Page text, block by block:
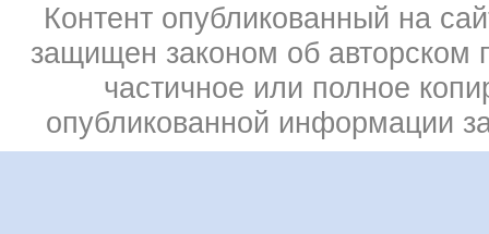
Контент опубликованный на
защищен законом об авторском
частичное или полное
опубликованной информации